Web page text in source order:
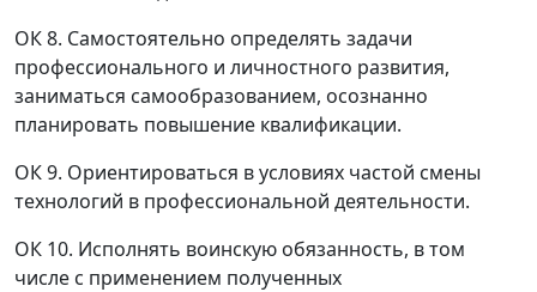
ОК 8. Самостоятельно определять задачи
профессионального и личностного развития,
заниматься самообразованием, осознанно
планировать повышение квалификации.
ОК 9. Ориентироваться в условиях частой смены
технологий в профессиональной деятельности.
ОК 10. Исполнять воинскую обязанность, в том
числе с применением полученных